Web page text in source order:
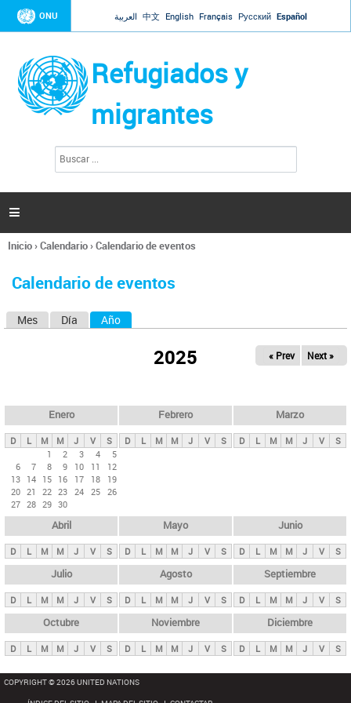
Jump to navigation
ONU العربية 中文 English Français Русский Español
Refugiados y
migrantes
l
d
s

Se
usted
Inicio›Calendario›Calendario de eventos
Calendario de eventos
s
p
n
i
p
a
l
s
Mes Día Año
2025 « Prev Next »
Enero
D L M M J V
S
1
2 3 4
5
6
7 8 9 10 11
12
13 14 15 16 17 18
19
20 21 22 23 24 25 26
27 28 29 30
Febrero
D L M M J V S
Marzo
D L M M J V S
Abril
D L M M J V S
Mayo
D L M M J V S
Junio
D L M M J V S
Julio
D L M M J V S
Agosto
D L M M J V S
Septiembre
D L M M J V S
Octubre
D L M M J V S
Noviembre
D L M M J V S
Diciembre
D L M M J V S
COPYRIGHT © 2026 UNITED NATIONS